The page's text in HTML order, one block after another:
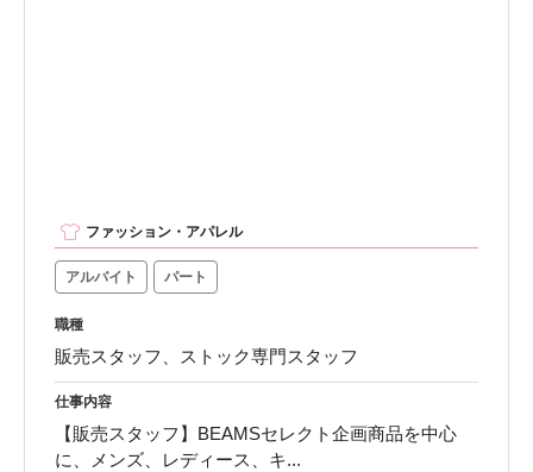
ファッション・アパレル
アルバイト パート
職種
販売スタッフ、ストック専門スタッフ
仕事内容
【販売スタッフ】BEAMSセレクト企画商品を中心
に、メンズ、レディース、キ...